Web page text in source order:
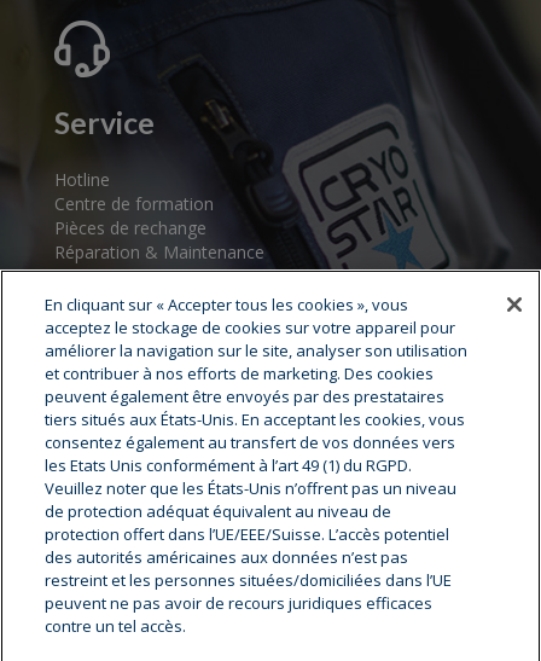
Service
Hotline
Centre de formation
Pièces de rechange
Réparation & Maintenance
Assistance au démarrage
Centres de service
Cryostar Groupe
Notre histoire
Nos valeurs
Cryostar à travers le monde
Innovation
En cliquant sur « Accepter tous les cookies », vous
acceptez le stockage de cookies sur votre appareil pour
améliorer la navigation sur le site, analyser son utilisation
et contribuer à nos efforts de marketing. Des cookies
peuvent également être envoyés par des prestataires
tiers situés aux États-Unis. En acceptant les cookies, vous
consentez également au transfert de vos données vers
les Etats Unis conformément à l’art 49 (1) du RGPD.
Veuillez noter que les États-Unis n’offrent pas un niveau
de protection adéquat équivalent au niveau de
protection offert dans l’UE/EEE/Suisse. L’accès potentiel
des autorités américaines aux données n’est pas
restreint et les personnes situées/domiciliées dans l’UE
peuvent ne pas avoir de recours juridiques efficaces
contre un tel accès.